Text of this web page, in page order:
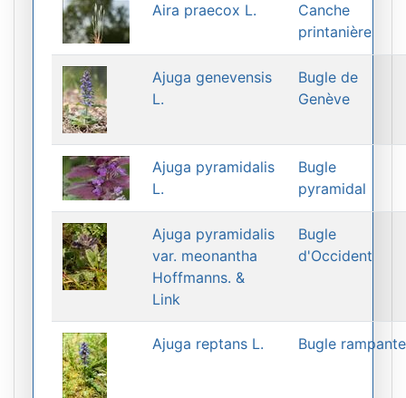
Aira praecox L.
Canche
printanière
Ajuga genevensis
L.
Bugle de
Genève
Ajuga pyramidalis
L.
Bugle
pyramidal
Ajuga pyramidalis
var. meonantha
Hoffmanns. &
Link
Bugle
d'Occident
Ajuga reptans L. Bugle rampante